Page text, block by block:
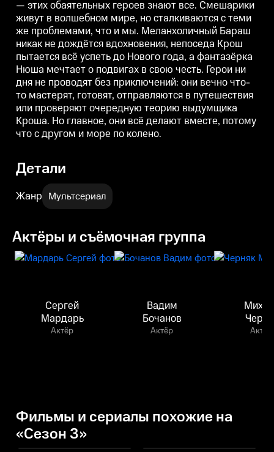
подвигах в свою честь. Герои ни
дня не проводят без
приключений: они вечно что-то
мастерят, готовят, отправляются
в путешествия или проверяют
очередную теорию выдумщика
Кроша. Но главное, они всё
делают вместе, потому что с
другом и море по колено.
подвигах в свою честь. Герои ни
приключений: они вечно что-то
мастерят, готовят, отправляются
в путешествия или проверяют
очередную теорию выдумщика
Кроша. Но главное, они всё
делают вместе, потому что с
другом и море по колено.
— этих обаятельных героев знают все. Смешарики
живут в волшебном мире, но сталкиваются с теми
же проблемами, что и мы. Меланхоличный Бараш
никак не дождётся вдохновения, непоседа Крош
пытается всё успеть до Нового года, а фантазёрка
Нюша мечтает о подвигах в свою честь. Герои ни
дня не проводят без приключений: они вечно что-
то мастерят, готовят, отправляются в путешествия
или проверяют очередную теорию выдумщика
Кроша. Но главное, они всё делают вместе, потому
что с другом и море по колено.
Детали
Жанр Мультсериал
Актёры и съёмочная группа
Сергей
Мардарь
Актёр
Вадим
Бочанов
Актёр Актёр
Фильмы и сериалы похожие на
«Сезон 3»